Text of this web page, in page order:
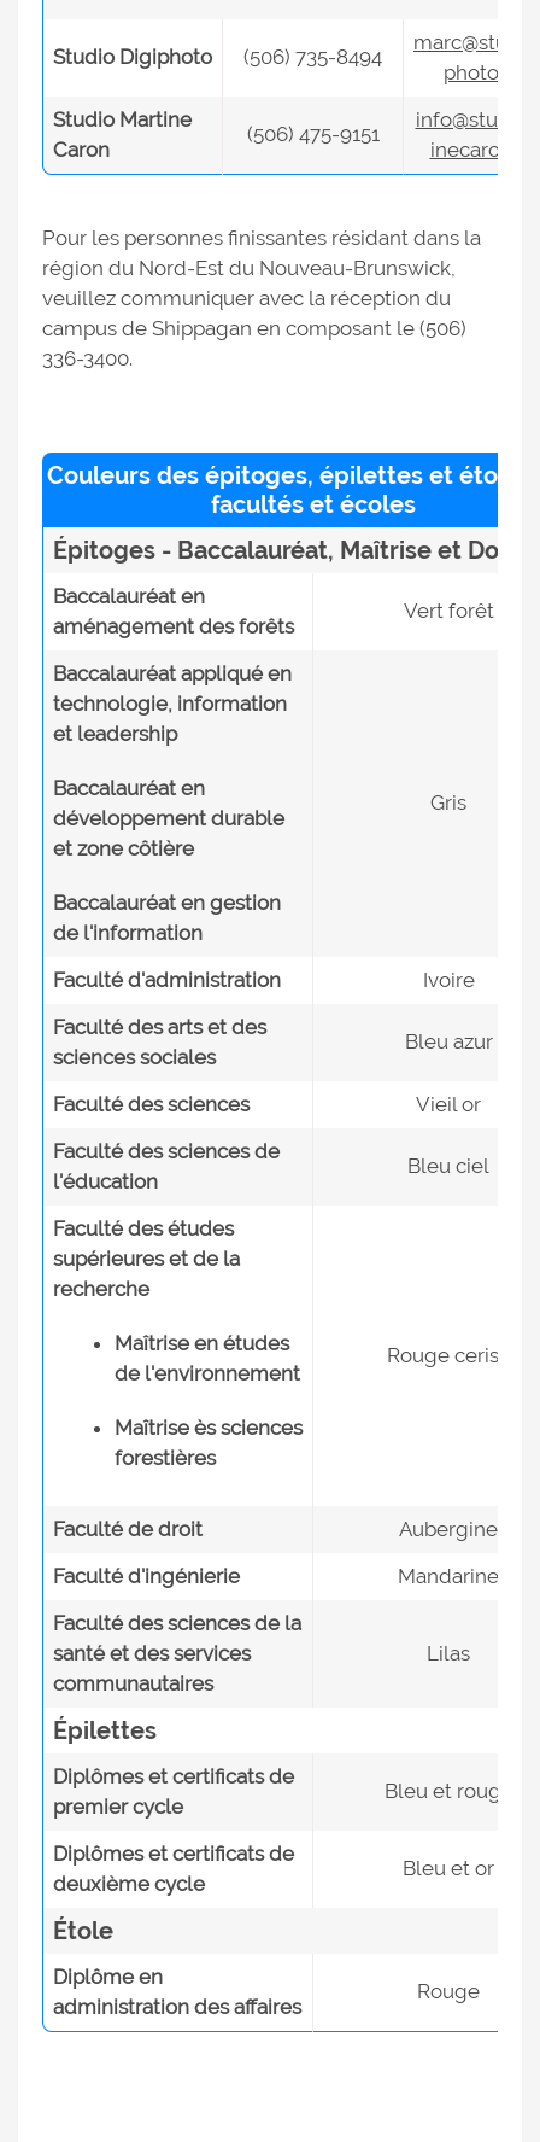
Studio Digiphoto (506) 735-8494
Studio Martine
Caron
(506) 475-9151
Pour les personnes finissantes résidant dans la
région du Nord-Est du Nouveau-Brunswick,
veuillez communiquer avec la réception du
campus de Shippagan en composant le (506)
336-3400.
Couleurs des épitoges, épilettes et étoles
facultés et écoles
Épitoges - Baccalauréat, Maîtrise et
Baccalauréat en
aménagement des forêts
Vert forêt
Baccalauréat appliqué en
technologie, information
et leadership
Baccalauréat en
développement durable
et zone côtière
Baccalauréat en gestion
de l'information
Gris
Faculté d'administration
Ivoire
Faculté des arts et des
sciences sociales
Bleu azur
Faculté des sciences
Vieil or
Faculté des sciences de
l'éducation
Bleu ciel
Faculté des études
supérieures et de la
recherche
Maîtrise en études
de l'environnement
Maîtrise ès sciences
forestières
Rouge cerise
Faculté de droit
Aubergine
Faculté d'ingénierie
Mandarine
Faculté des sciences de la
santé et des services
communautaires
Lilas
Épilettes
Diplômes et certificats de
premier cycle
Bleu et rouge
Diplômes et certificats de
deuxième cycle
Bleu et or
Étole
Diplôme en
administration des affaires
Rouge